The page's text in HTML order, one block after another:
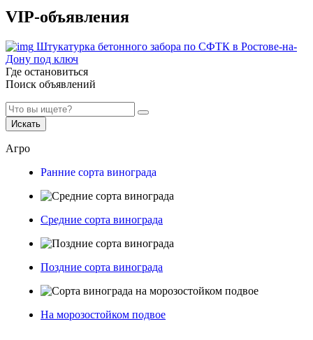
VIP-объявления
Штукатурка бетонного забора по СФТК в Ростове-на-
Дону под ключ
Где остановиться
Поиск объявлений
Искать
Агро
Ранние сорта винограда
Средние сорта винограда
Поздние сорта винограда
На морозостойком подвое